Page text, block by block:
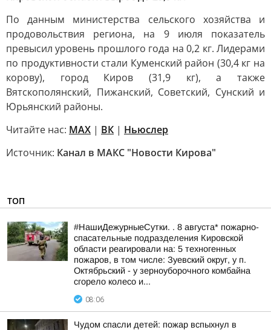
По данным министерства сельского хозяйства и
продовольствия региона, на 9 июля показатель
превысил уровень прошлого года на 0,2 кг. Лидерами
по продуктивности стали Куменский район (30,4 кг на
корову), город Киров (31,9 кг), а также
Вятскополянский, Пижанский, Советский, Сунский и
Юрьянский районы.
Читайте нас: MAX | ВК | Ньюслер
Источник: Канал в МАКС "Новости Кирова"
ТОП
#НашиДежурныеСутки. . 8 августа* пожарно-
спасательные подразделения Кировской
области реагировали на: 5 техногенных
пожаров, в том числе: Зуевский округ, у п.
Октябрьский - у зерноуборочного комбайна
сгорело колесо и...
08:06
Чудом спасли детей: пожар вспыхнул в